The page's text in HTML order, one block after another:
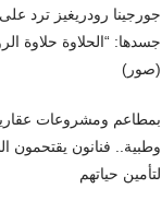
جورجينا رودريغيز ترد
جسدها: “الحلاوة حلاوة
(صور)
بمطاعم ومشروعات
وطبية.. فنانون يقتحمون
لتأمين حياتهم